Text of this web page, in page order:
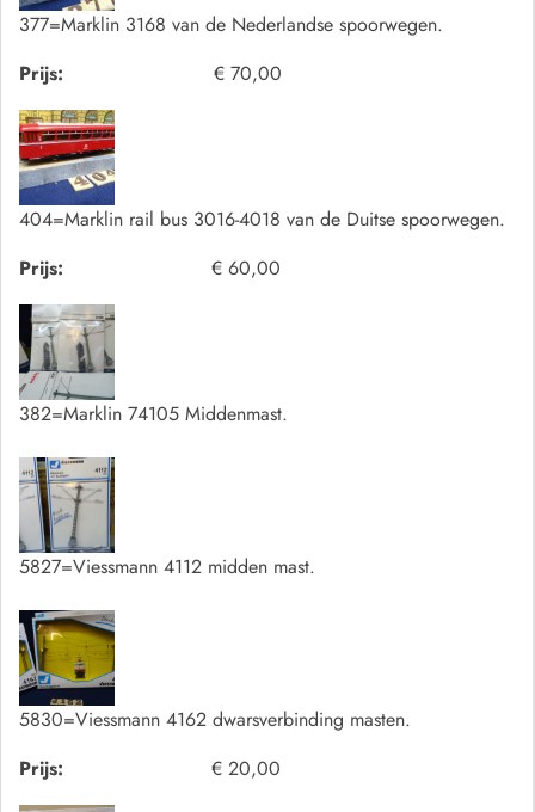
377=Marklin 3168 van de Nederlandse spoorwegen.
Prijs:
€ 70,00
404=Marklin rail bus 3016-4018 van de Duitse spoorwegen.
Prijs:
€ 60,00
382=Marklin 74105 Middenmast.
5827=Viessmann 4112 midden mast.
5830=Viessmann 4162 dwarsverbinding masten.
Prijs:
€ 20,00